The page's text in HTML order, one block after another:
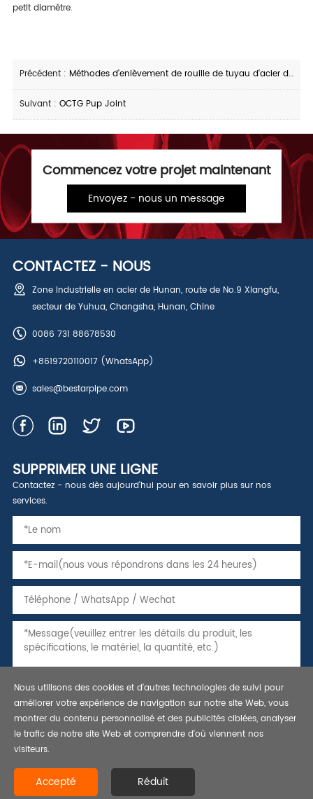
petit diamètre.
Précédent : Méthodes d'enlèvement de rouille de tuyau d'acier de LSAW
Suivant : OCTG Pup Joint
Commencez votre projet maintenant
Envoyez - nous un message
CONTACTEZ - NOUS
Zone industrielle en acier de Hunan, route de No.9 Xiangfu,
secteur de Yuhua, Changsha, Hunan, Chine
0086 731 88678530
+8619720110017(WhatsApp)
sales@bestarpipe.com
SUPPRIMER UNE LIGNE
Contactez - nous dès aujourd'hui pour en savoir plus sur nos
services.
Copyright © 2021 tuyaux, tubes et caissons en acier sans soudure,
tuyau de ligne api 5l-bestar steel co., ltd. tous droits réservés.
Nous utilisons des cookies et d'autres technologies de suivi pour
améliorer votre expérience de navigation sur notre site Web, vous
montrer du contenu personnalisé et des publicités ciblées, analyser
le trafic de notre site Web et comprendre d'où viennent nos
visiteurs.
Accepté Réduit